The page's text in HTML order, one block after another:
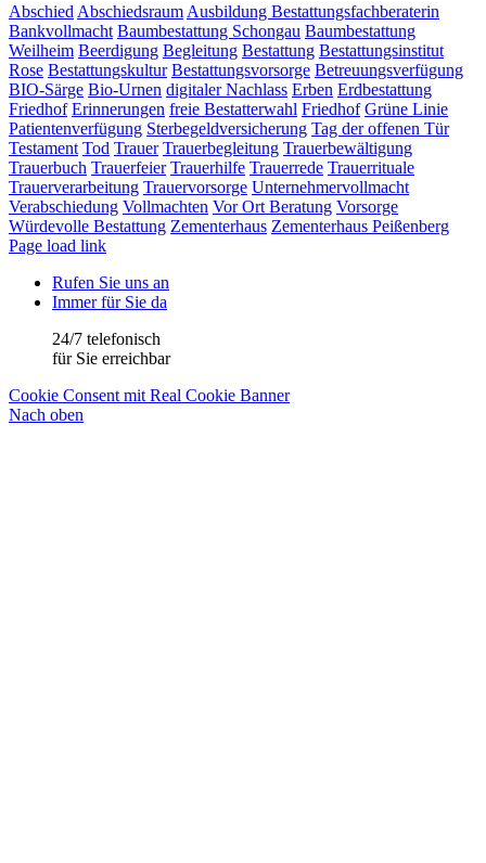
Abschied Abschiedsraum Ausbildung Bestattungsfachberaterin
Bankvollmacht Baumbestattung Schongau Baumbestattung
Weilheim Beerdigung Begleitung Bestattung Bestattungsinstitut
Rose Bestattungskultur Bestattungsvorsorge Betreuungsverfügung
BIO-Särge Bio-Urnen digitaler Nachlass Erben Erdbestattung
Friedhof Erinnerungen freie Bestatterwahl Friedhof Grüne Linie
Patientenverfügung Sterbegeldversicherung Tag der offenen Tür
Testament Tod Trauer Trauerbegleitung Trauerbewältigung
Trauerbuch Trauerfeier Trauerhilfe Trauerrede Trauerrituale
Trauerverarbeitung Trauervorsorge Unternehmervollmacht
Verabschiedung Vollmachten Vor Ort Beratung Vorsorge
Würdevolle Bestattung Zementerhaus Zementerhaus Peißenberg
Page load link
Rufen Sie uns an
Immer für Sie da
24/7 telefonisch
für Sie erreichbar
Cookie Consent mit Real Cookie Banner
Nach oben